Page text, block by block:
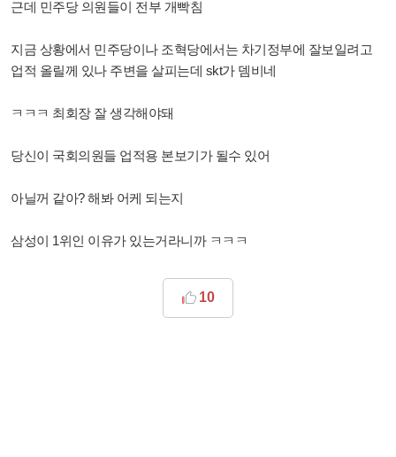
근데 민주당 의원들이 전부 개빡침
지금 상황에서 민주당이나 조혁당에서는 차기정부에 잘보일려고
업적 올릴께 있나 주변을 살피는데 skt가 뎀비네
ㅋㅋㅋ 최회장 잘 생각해야돼
당신이 국회의원들 업적용 본보기가 될수 있어
아닐꺼 같아? 해봐 어케 되는지
삼성이 1위인 이유가 있는거라니까 ㅋㅋㅋ
10